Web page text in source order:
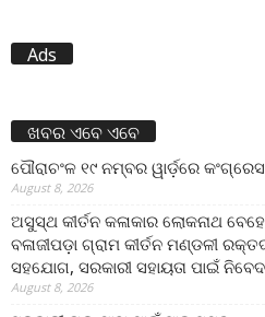
Ads
ଖବର ଏବେ ଏବେ
ପୌରାଚଂଳ ୧୯ ନମ୍ବର ୱାର୍ଡ଼ରେ
August 8, 2026
ଅସୁସ୍ଥ କୀର୍ତନ କଳାକାର ଲୋକନାଥ
ବଳାଜୀପଡ଼ା ଗ୍ରାମ କୀର୍ତନ ମଣ୍ଡଳୀ
ସହଯୋଗ, ସରକାରୀ ସହାୟତା ପାଇଁ
August 8, 2026